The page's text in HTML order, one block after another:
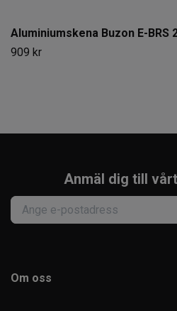
Aluminiumskena Buzon E-BRS
909 kr
Anmäl dig till
Om oss